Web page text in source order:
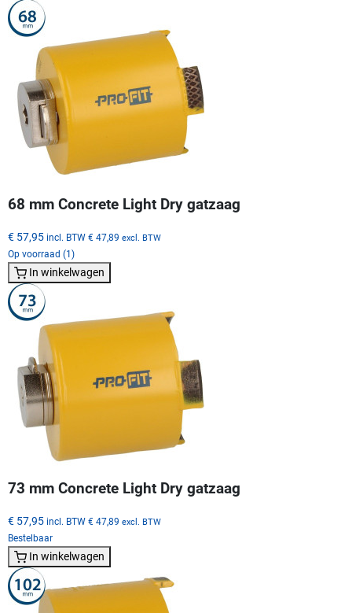
68 mm Concrete Light Dry gatzaag
€ 57,95 incl. BTW € 47,89 excl. BTW
Op voorraad (1)
In winkelwagen
73 mm Concrete Light Dry gatzaag
€ 57,95 incl. BTW € 47,89 excl. BTW
Bestelbaar
In winkelwagen